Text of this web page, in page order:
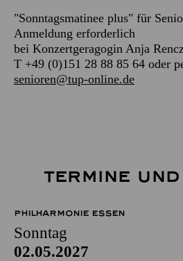
"Sonntagsmatinee plus" für
Anmeldung erforderlich
bei Konzertgeragogin Anja
T +49 (0)151 28 88 85 64 oder
senioren@tup-online.de
TERMINE
PHILHARMONIE ESSEN
Sonntag
02.05.2027